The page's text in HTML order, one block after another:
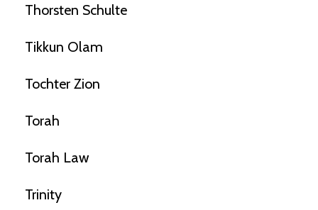
Thorsten Schulte
Tikkun Olam
Tochter Zion
Torah
Torah Law
Trinity